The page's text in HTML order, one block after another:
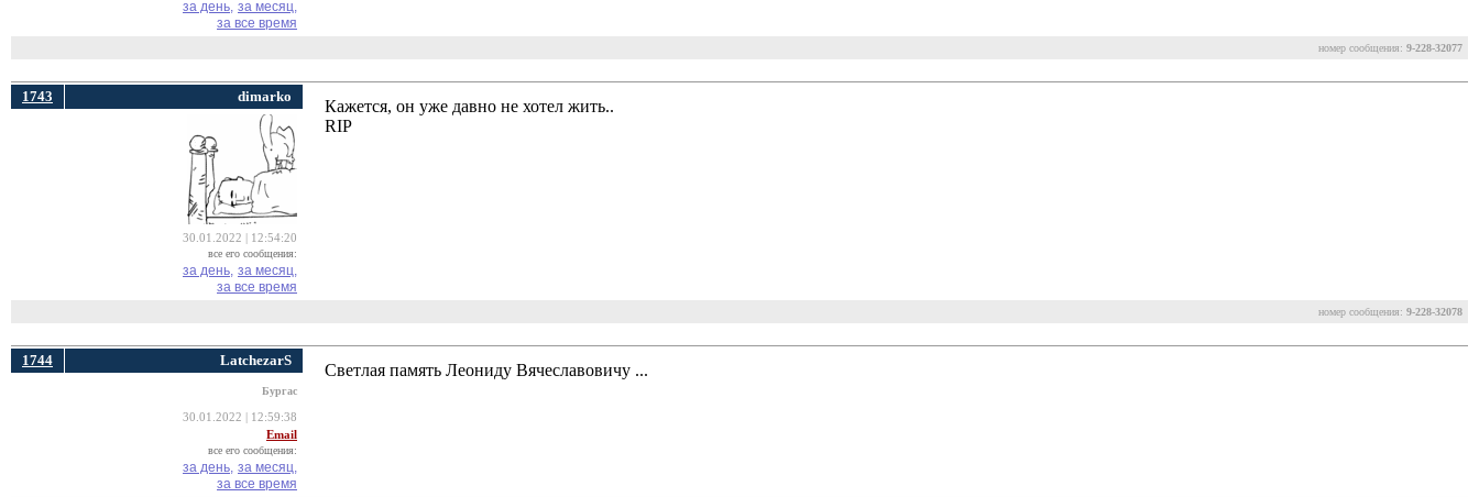
за день, за месяц,
за все время
номер сообщения: 9-228-32077
1743 dimarko
30.01.2022 | 12:54:20
все его сообщения:
за день, за месяц,
за все время
Кажется, он уже давно не хотел жить..
RIP
номер сообщения: 9-228-32078
1744 LatchezarS
Бургас
30.01.2022 | 12:59:38
Email
все его сообщения:
за день, за месяц,
за все время
Светлая память Леониду Вячеславовичу ...